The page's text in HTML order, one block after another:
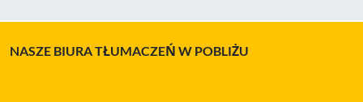
NASZE BIURA TŁUMACZEŃ W POBLIŻU